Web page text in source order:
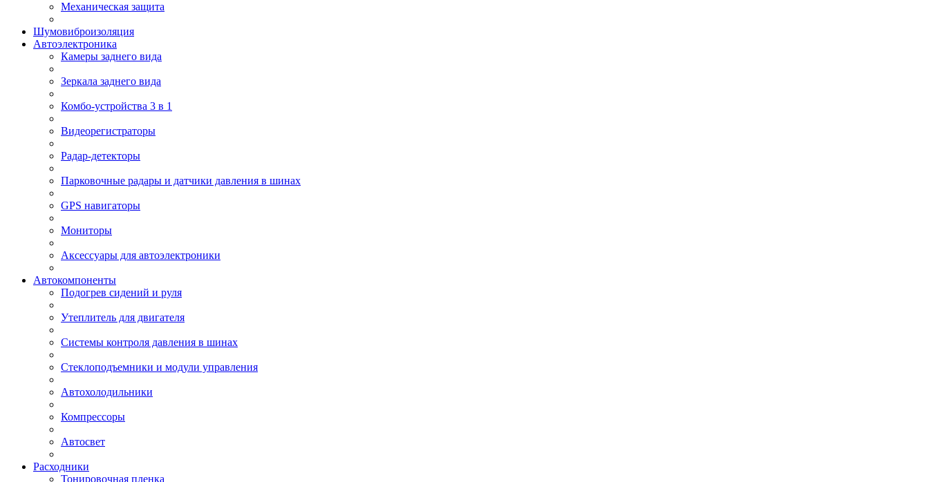
Механическая защита
Шумовиброизоляция
Автоэлектроника
Камеры заднего вида
Зеркала заднего вида
Комбо-устройства 3 в 1
Видеорегистраторы
Радар-детекторы
Парковочные радары и датчики давления в шинах
GPS навигаторы
Мониторы
Аксессуары для автоэлектроники
Автокомпоненты
Подогрев сидений и руля
Утеплитель для двигателя
Системы контроля давления в шинах
Стеклоподъемники и модули управления
Автохолодильники
Компрессоры
Автосвет
Расходники
Тонировочная пленка